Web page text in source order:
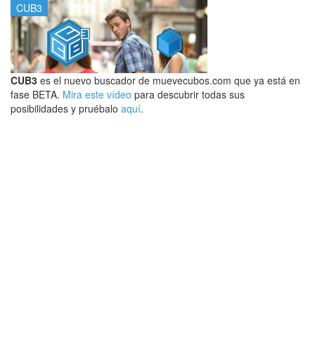
CUB3
CUB3 es el nuevo buscador de muevecubos.com que ya está en
fase BETA. Mira este vídeo para descubrir todas sus
posibilidades y pruébalo aquí.